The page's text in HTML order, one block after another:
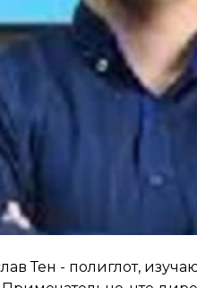
Тен - полиглот,